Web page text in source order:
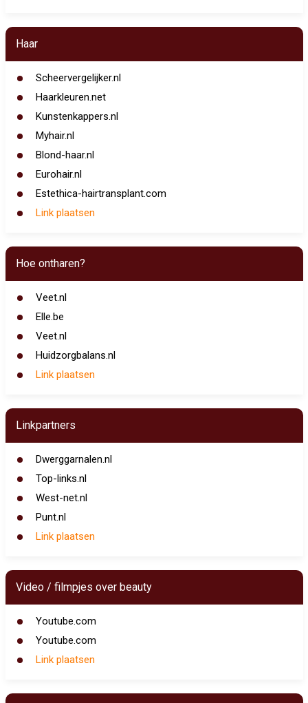
Haar
Scheervergelijker.nl
Haarkleuren.net
Kunstenkappers.nl
Myhair.nl
Blond-haar.nl
Eurohair.nl
Estethica-hairtransplant.com
Link plaatsen
Hoe ontharen?
Veet.nl
Elle.be
Veet.nl
Huidzorgbalans.nl
Link plaatsen
Linkpartners
Dwerggarnalen.nl
Top-links.nl
West-net.nl
Punt.nl
Link plaatsen
Video / filmpjes over beauty
Youtube.com
Youtube.com
Link plaatsen